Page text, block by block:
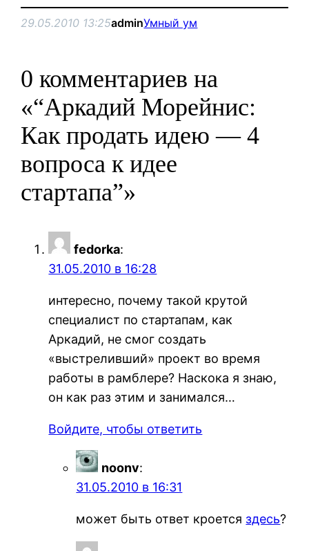
29.05.2010 13:25adminУмный ум
0 комментариев на
«“Аркадий Морейнис:
Как продать идею — 4
вопроса к идее
стартапа”»
fedorka:
31.05.2010 в 16:28
интересно, почему такой крутой
специалист по стартапам, как
Аркадий, не смог создать
«выстреливший» проект во время
работы в рамблере? Наскока я знаю,
он как раз этим и занимался…
Войдите, чтобы ответить
noonv:
31.05.2010 в 16:31
может быть ответ кроется здесь?